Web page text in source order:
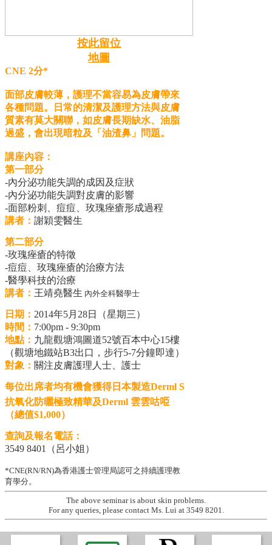
按此留位
地圖
CNE 2分*
面部皮膚較薄，護理不當容易為皮膚帶來
各種問題。日常的清潔及護理方法與皮膚
質素有莫大關聯，如皮膚長期缺水、油脂
過盛，會出現暗粒及「油渣鼻」問題。
講座內容：
第一部分
-內分泌功能失調的成因及症狀
-內分泌功能失調對皮膚的影響
-面部粉刺、痘痘、玫瑰痤瘡形成過程
講者： 謝穎雯醫生
第二部分
-玫瑰痤瘡的特徵
-痘痘、玫瑰痤瘡的治療方法
-醫學科技的治療
講者： 王靖堯醫生 內外全科醫學士
日期： 2014年5月28日（星期三）
時間： 7:00pm - 9:30pm
地點： 九龍觀塘鴻圖道52號百本中心15樓
（觀塘地鐵站B3出口，步行5-7分鐘即達）
對象： 關注皮膚護理人士、護士
每位出席者均有機會獲得日本製造Derml S
抗氧化防曬極致精華及Derml 雲雲咕𠱸
（總值$1,000）
查詢及報名電話：
3549 8401（呂小姐）
*CNE(RN/RN)為香港護士管理局認可之持續護理教
育學分。
The above seminar is about skin problems.
For any queries, please contact Ms. Lui at 3549 8201.